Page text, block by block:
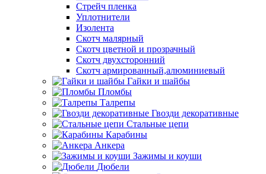
Стрейч пленка
Уплотнители
Изолента
Скотч малярный
Скотч цветной и прозрачный
Скотч двухсторонний
Скотч армированный,алюминиевый
Гайки и шайбы
Пломбы
Талрепы
Гвозди декоративные
Стальные цепи
Карабины
Анкера
Зажимы и коуши
Дюбели